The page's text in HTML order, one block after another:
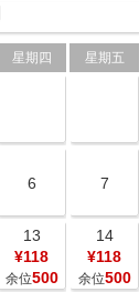
星期四 星期五
6 7
13
¥118
余位500
14
¥118
余位500